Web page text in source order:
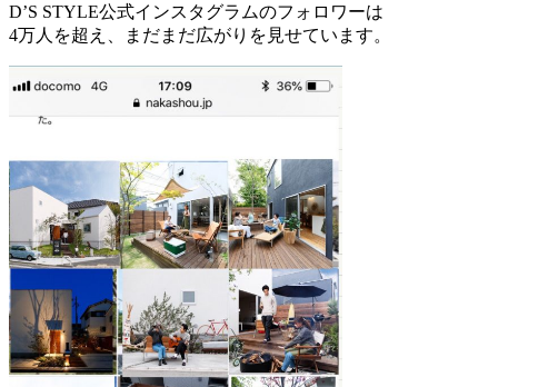
D’S STYLE公式インスタグラムのフォロワーは
4万人を超え、まだまだ広がりを見せています。